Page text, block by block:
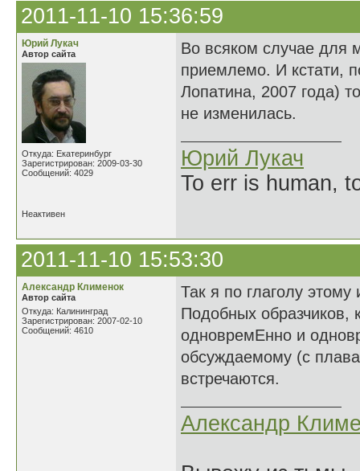
2011-11-10 15:36:59
Юрий Лукач
Автор сайта
Откуда: Екатеринбург
Зарегистрирован: 2009-03-30
Сообщений: 4029
Во всяком случае для
приемлемо. И кстати,
Лопатина, 2007 года)
не изменилась.
Юрий Лукач
To err is human,
Неактивен
2011-11-10 15:53:30
Александр Клименок
Автор сайта
Откуда: Калининград
Зарегистрирован: 2007-02-10
Сообщений: 4610
Так я по глаголу
Подобных образчиков,
одновремЕнно и
обсуждаемому (с
встречаются.
Александр